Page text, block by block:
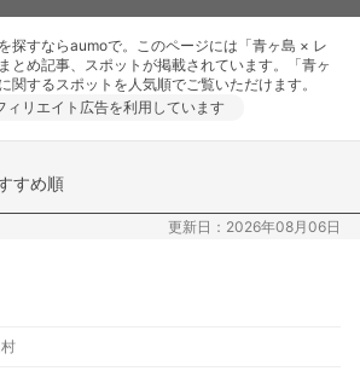
探すならaumoで。このページには「青ヶ島 × レ
とめ記事、スポットが掲載されています。「青ヶ
関するスポットを人気順でご覧いただけます。
ィリエイト広告を利用しています
すめ順
更新日：2026年08月06日